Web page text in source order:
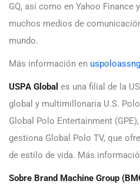
GQ, así como en Yahoo Finance
muchos medios de
mundo.
Más información en
USPA Global es una filial de la
global y multimillonaria U.S.
Global Polo Entertainment
gestiona Global Polo TV, que
de estilo de vida. Más
Sobre Brand Machine Group